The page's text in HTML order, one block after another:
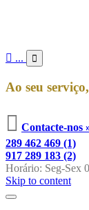
 ... 
Ao seu
 Contacte-nos
289 462 469 (1)
917 289 183 (2)
Horário: Seg-Sex
Skip to content